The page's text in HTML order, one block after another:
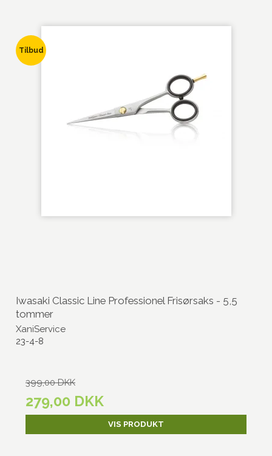
Tilbud
Iwasaki Classic Line Professionel Frisørsaks - 5,5
tommer
XaniService
23-4-8
399,00 DKK
279,00 DKK
VIS PRODUKT